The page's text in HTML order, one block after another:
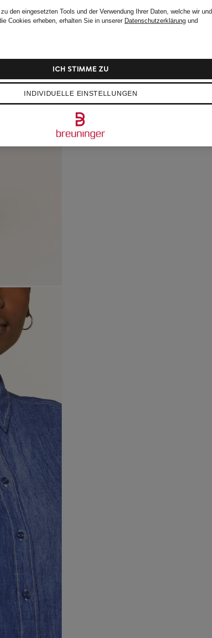
den eingesetzten Tools und der Verwendung Ihrer Daten, welche wir und
Cookies erheben, erhalten Sie in unserer Datenschutzerklärung und
INDIVIDUELLE EINSTELLUNGEN
ICH STIMME ZU